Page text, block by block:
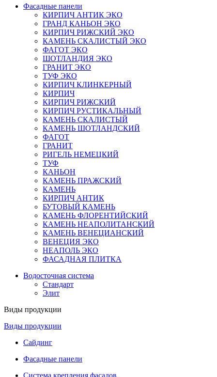
Фасадные панели
КИРПИЧ АНТИК ЭКО
ГРАНД КАНЬОН ЭКО
КИРПИЧ РИЖСКИЙ ЭКО
КАМЕНЬ СКАЛИСТЫЙ ЭКО
ФАГОТ ЭКО
ШОТЛАНДИЯ ЭКО
ГРАНИТ ЭКО
ТУФ ЭКО
КИРПИЧ КЛИНКЕРНЫЙ
КИРПИЧ
КИРПИЧ РИЖСКИЙ
КИРПИЧ РУСТИКАЛЬНЫЙ
КАМЕНЬ СКАЛИСТЫЙ
КАМЕНЬ ШОТЛАНДСКИЙ
ФАГОТ
ГРАНИТ
РИГЕЛЬ НЕМЕЦКИЙ
ТУФ
КАНЬОН
КАМЕНЬ ПРАЖСКИЙ
КАМЕНЬ
КИРПИЧ АНТИК
БУТОВЫЙ КАМЕНЬ
КАМЕНЬ ФЛОРЕНТИЙСКИЙ
КАМЕНЬ НЕАПОЛИТАНСКИЙ
КАМЕНЬ ВЕНЕЦИАНСКИЙ
ВЕНЕЦИЯ ЭКО
НЕАПОЛЬ ЭКО
ФАСАДНАЯ ПЛИТКА
Водосточная система
Стандарт
Элит
Виды продукции
Виды продукции
Сайдинг
Фасадные панели
Система крепления фасадов